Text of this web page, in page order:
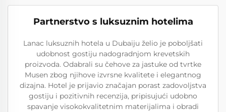
Partnerstvo s luksuznim hotelima
Lanac luksuznih hotela u Dubaiju želio je poboljšati
udobnost gostiju nadogradnjom krevetskih
proizvoda. Odabrali su čehove za jastuke od tvrtke
Musen zbog njihove izvrsne kvalitete i elegantnog
dizajna. Hotel je prijavio značajan porast zadovoljstva
gostiju i pozitivnih recenzija, pripisujući udobno
spavanje visokokvalitetnim materijalima i obradi